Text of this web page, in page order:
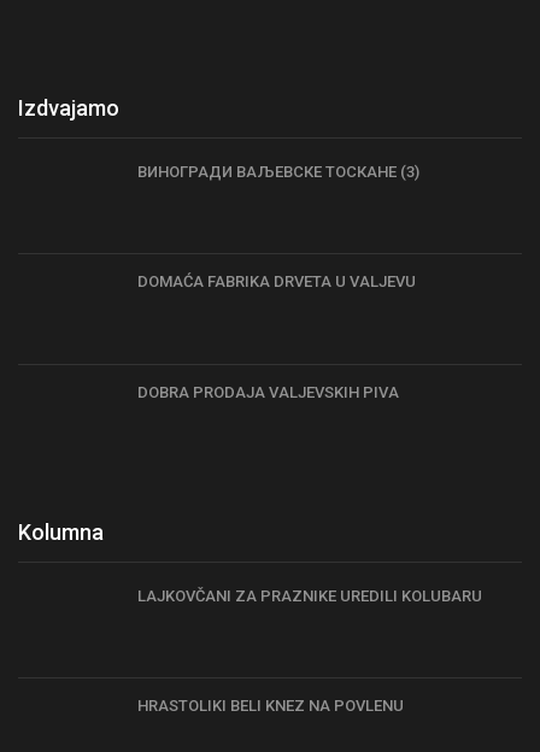
Izdvajamo
ВИНОГРАДИ ВАЉЕВСКЕ ТОСКАНЕ (3)
DOMAĆA FABRIKA DRVETA U VALJEVU
DOBRA PRODAJA VALJEVSKIH PIVA
Kolumna
LAJKOVČANI ZA PRAZNIKE UREDILI KOLUBARU
HRASTOLIKI BELI KNEZ NA POVLENU